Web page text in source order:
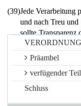
Präambel
verfügender Teil
Schluss
(39)Jede Verarbeitung
und nach Treu
sollte Transparenz
oder anderweitig
die
noch verarbeitet
voraus, dass